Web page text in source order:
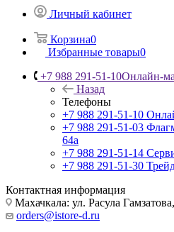
Личный кабинет
Корзина0
Избранные товары0
+7 988 291-51-10Онлайн-
Назад
Телефоны
+7 988 291-51-10
+7 988 291-51-03
64а
+7 988 291-51-14
+7 988 291-51-30
Контактная информация
Махачкала: ул. Расула
orders@istore-d.ru